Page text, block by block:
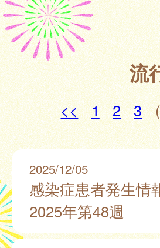
流
<< 1 2 3
2025/12/05
感染症患者発生情
2025年第48週